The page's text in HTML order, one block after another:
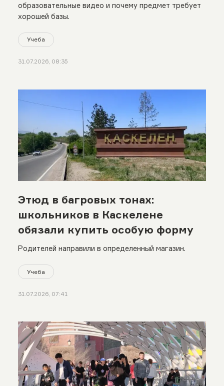
образовательные видео и почему предмет требует
хорошей базы.
Учеба
31.07.2026, 08:35
Этюд в багровых тонах:
школьников в Каскелене
обязали купить особую форму
Родителей направили в определенный магазин.
Учеба
31.07.2026, 07:41